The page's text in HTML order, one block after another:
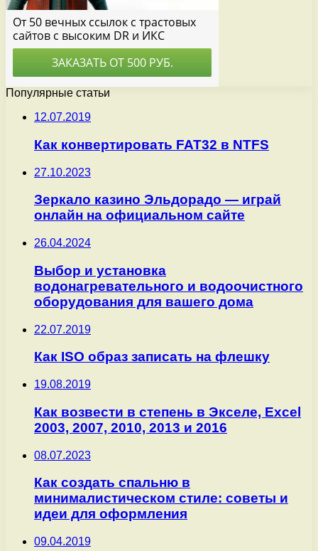
Популярные статьи
12.07.2019
Как конвертировать FAT32 в NTFS
27.10.2023
Зеркало казино Эльдорадо ― играй
онлайн на официальном сайте
26.04.2024
Выбор и установка
водонагревательного и водоочистного
оборудования для вашего дома
22.07.2019
Как ISO образ записать на флешку
19.08.2019
Как возвести в степень в Экселе, Excel
2003, 2007, 2010, 2013 и 2016
08.07.2023
Как создать спальню в
минималистическом стиле: советы и
идеи для оформления
09.04.2019